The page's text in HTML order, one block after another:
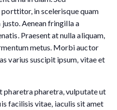
in scelerisque quam
Aenean fringilla a
Praesent at nulla aliquam,
metus. Morbi auctor
varius suscipit ipsum, vitae et
pharetra pharetra, vulputate ut
facilisis vitae, iaculis sit amet